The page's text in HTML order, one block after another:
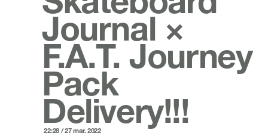
Journal ×
F.A.T. Journey
Pack
Delivery!!!
22:28 / 27 mar. 2022